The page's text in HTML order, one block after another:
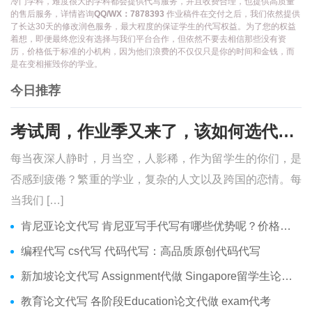
的售后服务，详情咨询QQ/WX：7878393 作业稿件在交付之后，我们依然提供
了长达30天的修改润色服务，最大程度的保证学生的代写权益。为了您的权益
着想，即便最终您没有选择与我们平台合作，但依然不要去相信那些没有资
历，价格低于标准的小机构，因为他们浪费的不仅仅只是你的时间和金钱，而
是在变相摧毁你的学业。
今日推荐
考试周，作业季又来了，该如何选代写？便宜的代写、代考会有哪些问题？
每当夜深人静时，月当空，人影稀，作为留学生的你们，是
否感到疲倦？繁重的学业，复杂的人文以及跨国的恋情。每
当我们 […]
肯尼亚论文代写 肯尼亚写手代写有哪些优势呢？价格便宜吗？
编程代写 cs代写 代码代写：高品质原创代码代写
新加坡论文代写 Assignment代做 Singapore留学生论文代写服务
教育论文代写 各阶段Education论文代做 exam代考